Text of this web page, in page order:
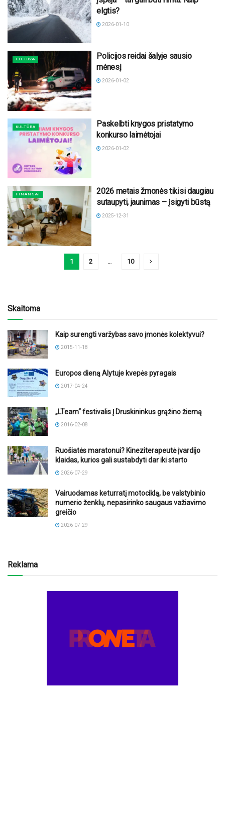
elgtis?
2026-01-10
LIETUVA
Policijos reidai šalyje sausio
mėnesį
2026-01-02
KULTŪRA
Paskelbti knygos pristatymo
konkurso laimėtojai
2026-01-02
FINANSAI
2026 metais žmonės tikisi daugiau
sutaupyti, jaunimas – įsigyti būstą
2025-12-31
1 2 10
Skaitoma
Kaip surengti varžybas savo įmonės kolektyvui?
2015-11-18
Europos dieną Alytuje kvepės pyragais
2017-04-24
„LTeam“ festivalis į Druskininkus grąžino žiemą
2016-02-08
Ruošiatės maratonui? Kineziterapeutė įvardijo
klaidas, kurios gali sustabdyti dar iki starto
2026-07-29
Vairuodamas keturratį motociklą, be valstybinio
numerio ženklų, nepasirinko saugaus važiavimo
greičio
2026-07-29
Reklama